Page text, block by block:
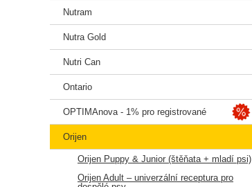
Nutram
Nutra Gold
Nutri Can
Ontario
OPTIMAnova - 1% pro registrované
Orijen
Orijen Puppy & Junior (štěňata + mladí psi)
Orijen Adult – univerzální receptura pro